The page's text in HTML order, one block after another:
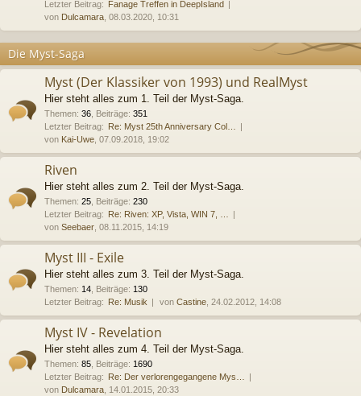
Letzter Beitrag: Fanage Treffen in DeepIsland
von Dulcamara , 08.03.2020, 10:31
Die Myst-Saga
Myst (Der Klassiker von 1993) und RealMyst
Hier steht alles zum 1. Teil der Myst-Saga.
Themen: 36 Beiträge: 351
Letzter Beitrag: Re: Myst 25th Anniversary Col…
von Kai-Uwe , 07.09.2018, 19:02
Riven
Hier steht alles zum 2. Teil der Myst-Saga.
Themen: 25 Beiträge: 230
Letzter Beitrag: Re: Riven: XP, Vista, WIN 7, …
von Seebaer , 08.11.2015, 14:19
Myst III - Exile
Hier steht alles zum 3. Teil der Myst-Saga.
Themen: 14 Beiträge: 130
Letzter Beitrag: Re: Musik von Castine , 24.02.2012, 14:08
Myst IV - Revelation
Hier steht alles zum 4. Teil der Myst-Saga.
Themen: 85 Beiträge: 1690
Letzter Beitrag: Re: Der verlorengegangene Mys…
von Dulcamara , 14.01.2015, 20:33